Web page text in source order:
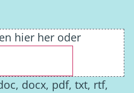
hier her oder
docx, pdf, txt, rtf,